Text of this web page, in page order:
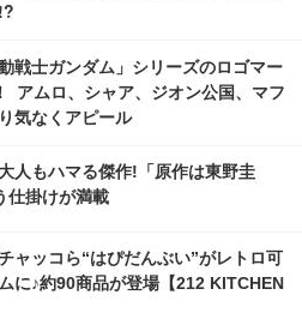
戦士ガンダム」シリーズのロゴマー
アムロ、シャア、ジオン公国、マフ
気なくアピール
人もハマる傑作!「原作は東野圭
仕掛けが満載
ャッコら“はぴだんぶい”がレトロ可
に♪約90商品が登場【212 KITCHEN